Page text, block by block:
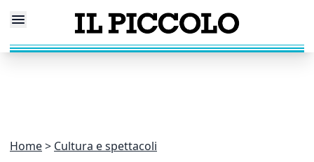
Home Cultura e spettacoli